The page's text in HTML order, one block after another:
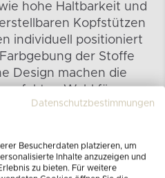
hohe Haltbarkeit und
Kopfstützen
individuell positioniert
der Stoffe
Design machen die
perfekten Wahl für
Datenschutzbestimmungen
Besucherdaten platzieren, um
Inhalte anzuzeigen und
zu bieten. Für weitere